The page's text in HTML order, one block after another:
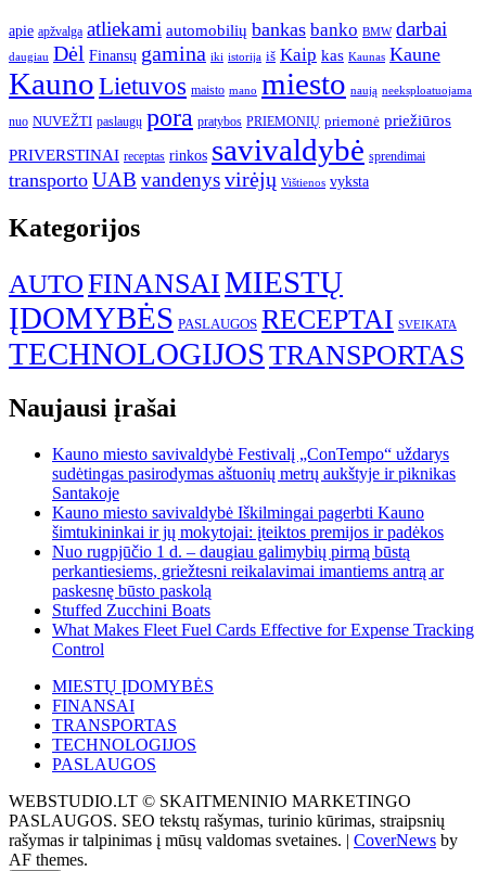
apie apžvalga atliekami automobilių bankas banko BMW darbai
daugiau Dėl Finansų gamina iki istorija iš Kaip kas Kaunas Kaune
KaunoLietuvos maisto mano miesto naują neeksploatuojama
nuo NUVEŽTI paslaugų pora pratybos PRIEMONIŲ priemonė priežiūros
PRIVERSTINAI receptas rinkos savivaldybė sprendimai
transporto UAB vandenysvirėjų Vištienos vyksta
Kategorijos
AUTOFINANSAIMIESTŲ
ĮDOMYBĖS PASLAUGOS RECEPTAI SVEIKATA
TECHNOLOGIJOSTRANSPORTAS
Naujausi įrašai
Kauno miesto savivaldybė Festivalį „ConTempo“ uždarys
sudėtingas pasirodymas aštuonių metrų aukštyje ir piknikas
Santakoje
Kauno miesto savivaldybė Iškilmingai pagerbti Kauno
šimtukininkai ir jų mokytojai: įteiktos premijos ir padėkos
Nuo rugpjūčio 1 d. – daugiau galimybių pirmą būstą
perkantiesiems, griežtesni reikalavimai imantiems antrą ar
paskesnę būsto paskolą
Stuffed Zucchini Boats
What Makes Fleet Fuel Cards Effective for Expense Tracking
Control
MIESTŲ ĮDOMYBĖS
FINANSAI
TRANSPORTAS
TECHNOLOGIJOS
PASLAUGOS
WEBSTUDIO.LT © SKAITMENINIO MARKETINGO
PASLAUGOS. SEO tekstų rašymas, turinio kūrimas, straipsnių
rašymas ir talpinimas į mūsų valdomas svetaines. | CoverNews by
AF themes.